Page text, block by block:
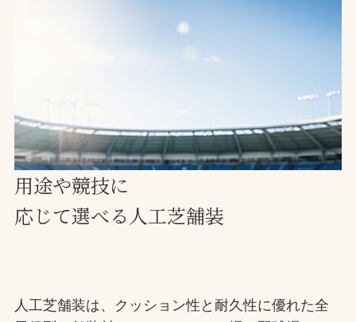
検索
お問合せ
お取引先の皆様へ
プライバシーポリシー
用途や競技に
応じて選べる人工芝舗装
人工芝舗装は、クッション性と耐久性に優れた全